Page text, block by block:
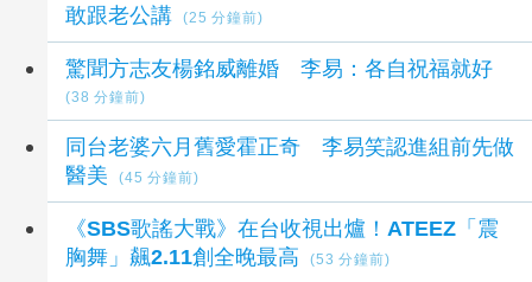
敢跟老公講
(25 分鐘前)
驚聞方志友楊銘威離婚 李易：各自祝福就好
(38 分鐘前)
同台老婆六月舊愛霍正奇 李易笑認進組前先做
醫美
(45 分鐘前)
《SBS歌謠大戰》在台收視出爐！ATEEZ「震
胸舞」飆2.11創全晚最高
(53 分鐘前)